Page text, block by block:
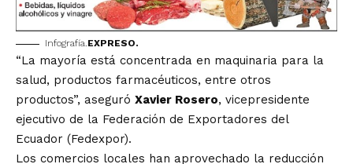
Infografía.EXPRESO.
“La mayoría está concentrada en maquinaria para la
salud, productos farmacéuticos, entre otros
productos”, aseguró Xavier Rosero, vicepresidente
ejecutivo de la Federación de Exportadores del
Ecuador (Fedexpor).
Los comercios locales han aprovechado la reducción